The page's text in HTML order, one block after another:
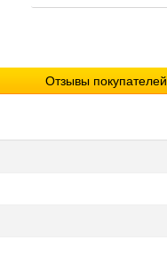
Отзывы покупателей